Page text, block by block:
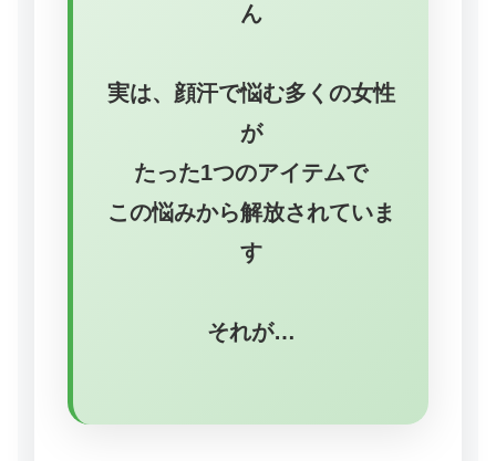
ん
実は、顔汗で悩む多くの女性
が
たった1つのアイテムで
この悩みから解放されていま
す
それが…